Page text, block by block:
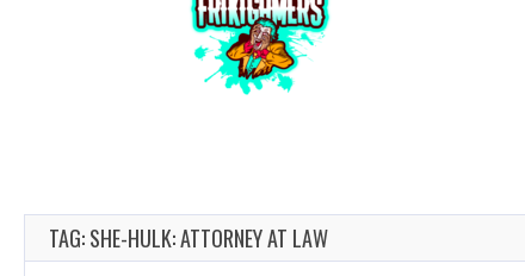
TAG: SHE-HULK: ATTORNEY AT LAW